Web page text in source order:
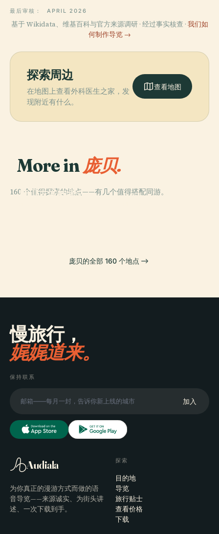
最后审核： APRIL 2026
基于 Wikidata、维基百科与官方来源调研 · 经过事实核查 · 我们如
何制作导览 →
探索周边
在地图上查看外科医生之家，发
现附近有什么。
查看地图
More in庞贝.
160 个值得探索的地点——有几个值得搭配同游。
庞贝古城的考古
PLACE
庞贝的全部 160 个地点
慢旅行，
娓娓道来。
保持联系
加入
Audiala
为你真正的漫游方式而做的语
音导览——来源诚实、为街头讲
述、一次下载到手。
探索
目的地
导览
旅行贴士
查看价格
下载